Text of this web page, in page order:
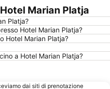
Estació d autobusos de Girona
Castell de Begur
La Fosca
Tamariu
Marian Platja
Platja?
Hotel Marian Platja?
Hotel Marian Platja?
a Hotel Marian Platja?
dai siti di prenotazione